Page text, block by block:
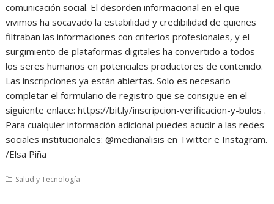
comunicación social. El desorden informacional en el que
vivimos ha socavado la estabilidad y credibilidad de quienes
filtraban las informaciones con criterios profesionales, y el
surgimiento de plataformas digitales ha convertido a todos
los seres humanos en potenciales productores de contenido.
Las inscripciones ya están abiertas. Solo es necesario
completar el formulario de registro que se consigue en el
siguiente enlace: https://bit.ly/inscripcion-verificacion-y-bulos .
Para cualquier información adicional puedes acudir a las redes
sociales institucionales: @medianalisis en Twitter e Instagram.
/Elsa Piña
Salud y Tecnología